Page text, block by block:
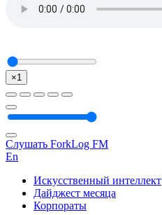
×1
Слушать ForkLog FM
En
Искусственный интеллект
Дайджест месяца
Корпораты